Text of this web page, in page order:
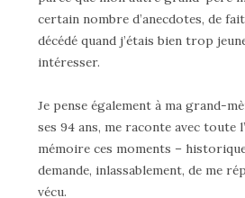
certain nombre d’anecdotes, de
décédé quand j’étais bien trop
intéresser.
Je pense également à ma grand-
ses 94 ans, me raconte avec toute
mémoire ces moments –
demande, inlassablement, de me
vécu.